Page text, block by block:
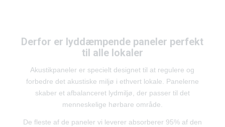
Derfor er lyddæmpende paneler perfekt
til alle lokaler
Akustikpaneler er specielt designet til at regulere og
forbedre det akustiske miljø i ethvert lokale. Panelerne
skaber et afbalanceret lydmiljø, der passer til det
menneskelige hørbare område.
De fleste af de paneler vi leverer absorberer 95% af den